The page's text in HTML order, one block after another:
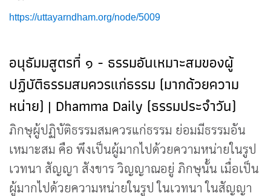
https://uttayarndham.org/node/5009
อนุธัมมสูตรที่ ๑ - ธรรมอันเหมาะสมของผู้
ปฏิบัติธรรมสมควรแก่ธรรม (มากด้วยความ
หน่าย) | Dhamma Daily (ธรรมประจำวัน)
ภิกษุผู้ปฏิบัติธรรมสมควรแก่ธรรม ย่อมมีธรรมอัน
เหมาะสม คือ พึงเป็นผู้มากไปด้วยความหน่ายในรูป
เวทนา สัญญา สังขาร วิญญาณอยู่ ภิกษุนั้น เมื่อเป็น
ผู้มากไปด้วยความหน่ายในรูป ในเวทนา ในสัญญา